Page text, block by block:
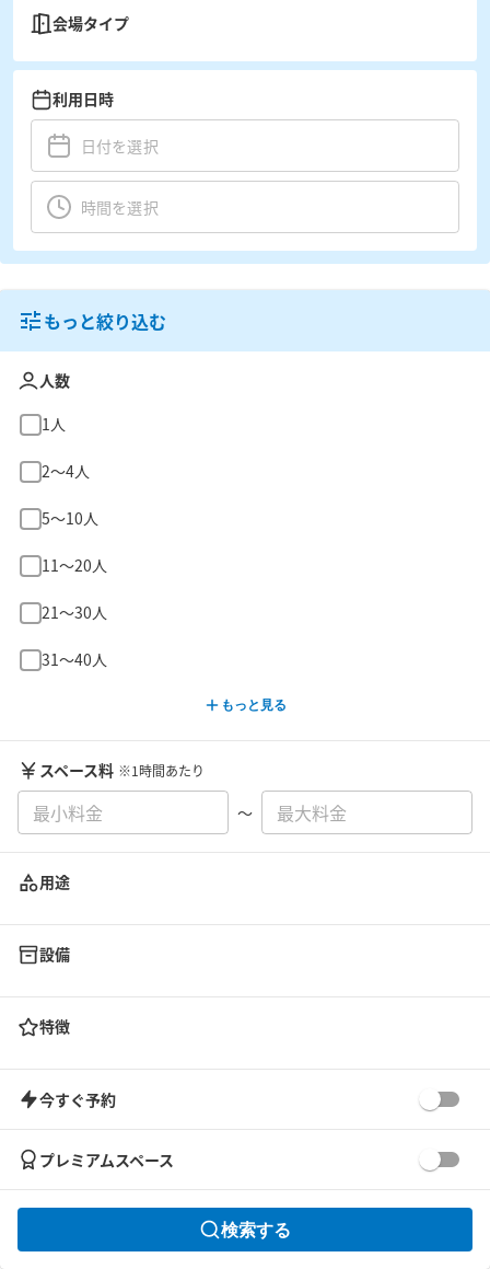
会場タイプ
利用日時
もっと絞り込む
人数
1人
2〜4人
5〜10人
11〜20人
21〜30人
31〜40人
もっと見る
スペース料 ※1時間あたり
〜
用途
設備
特徴
今すぐ予約
プレミアムスペース
検索する